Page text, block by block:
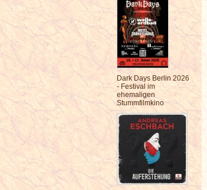
Dark Days Berlin 2026
- Festival im
ehemaligen
Stummfilmkino